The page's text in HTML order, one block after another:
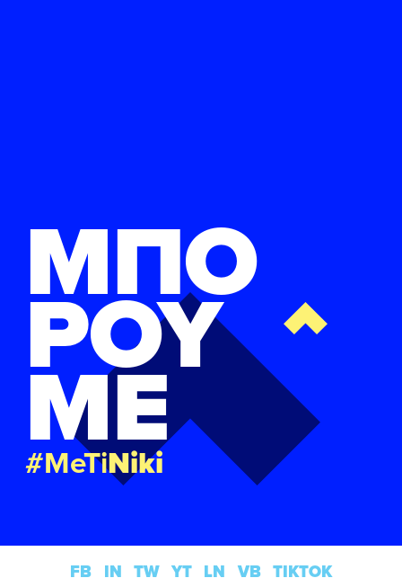
ΜΠΟ
ΡΟΥ
ΜΕ
#MeTiNiki
FB IN TW YT LN VB TIKTOK